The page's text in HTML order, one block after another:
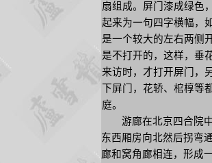
扇组成。屏门漆成绿色
起来为一句四字横幅，
是一个较大的左右两侧
是不打开的，这样，垂
来访时，才打开屏门，
下屏门，花轿、棺椁等
庭。
游廊在北京四合院中
东西厢房向北然后拐弯
廊和窝角廊相连，形成